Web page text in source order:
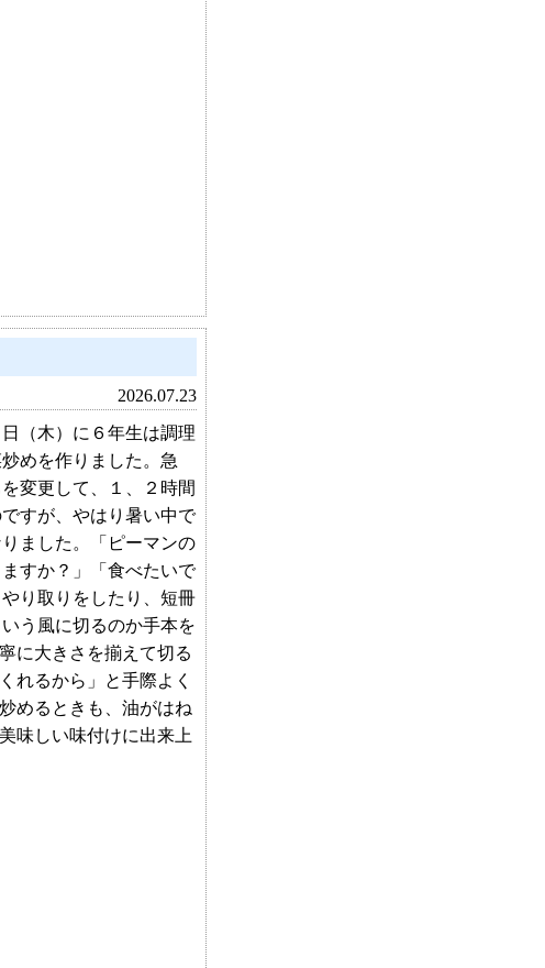
2026.07.23
（木）に６年生は調理
めを作りました。急
変更して、１、２時間
すが、やはり暑い中で
ました。「ピーマンの
すか？」「食べたいで
り取りをしたり、短冊
う風に切るのか手本を
に大きさを揃えて切る
れるから」と手際よく
めるときも、油がはね
味しい味付けに出来上